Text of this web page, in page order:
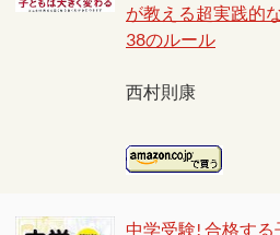
が教える超実践的
38のルール
西村則康
中学受験! 合格する